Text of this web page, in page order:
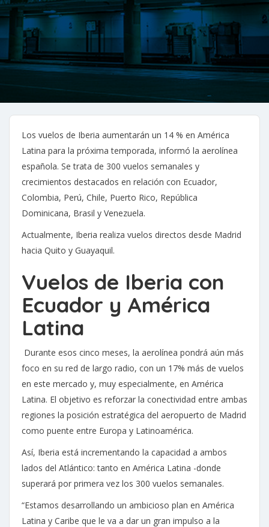
Los vuelos de Iberia aumentarán un 14 % en América
Latina para la próxima temporada, informó la aerolínea
española. Se trata de 300 vuelos semanales y
crecimientos destacados en relación con Ecuador,
Colombia, Perú, Chile, Puerto Rico, República
Dominicana, Brasil y Venezuela.
Actualmente, Iberia realiza vuelos directos desde Madrid
hacia Quito y Guayaquil.
Vuelos de Iberia con
Ecuador y América
Latina
Durante esos cinco meses, la aerolínea pondrá aún más
foco en su red de largo radio, con un 17% más de vuelos
en este mercado y, muy especialmente, en América
Latina. El objetivo es reforzar la conectividad entre ambas
regiones la posición estratégica del aeropuerto de Madrid
como puente entre Europa y Latinoamérica.
Así, Iberia está incrementando la capacidad a ambos
lados del Atlántico: tanto en América Latina -donde
superará por primera vez los 300 vuelos semanales.
“Estamos desarrollando un ambicioso plan en América
Latina y Caribe que le va a dar un gran impulso a la